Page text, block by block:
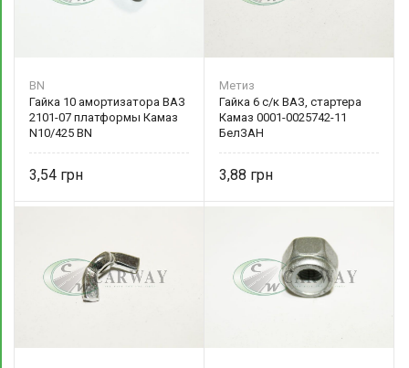
BN
Гайка 10 амортизатора ВАЗ
2101-07 платформы Камаз
N10/425 BN
3,54
Метиз
Гайка 6 с/к ВАЗ, стартера
Камаз 0001-0025742-11
БелЗАН
3,88